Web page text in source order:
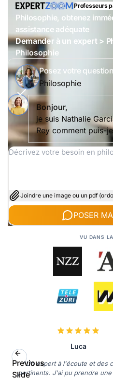
Professeurs
Philosophie, obtenez
assistance adéquate
Demander à un expert >
Philosophie
Posez votre question
Philosophie
Bonjour,
je suis Nathalie
Rey comment puis-
Joindre une image ou un pdf
POSER
VU DANS
Luca
"Un expert à l'écoute et des
pertinents. J'ai pu prendre une
Previous
Slide